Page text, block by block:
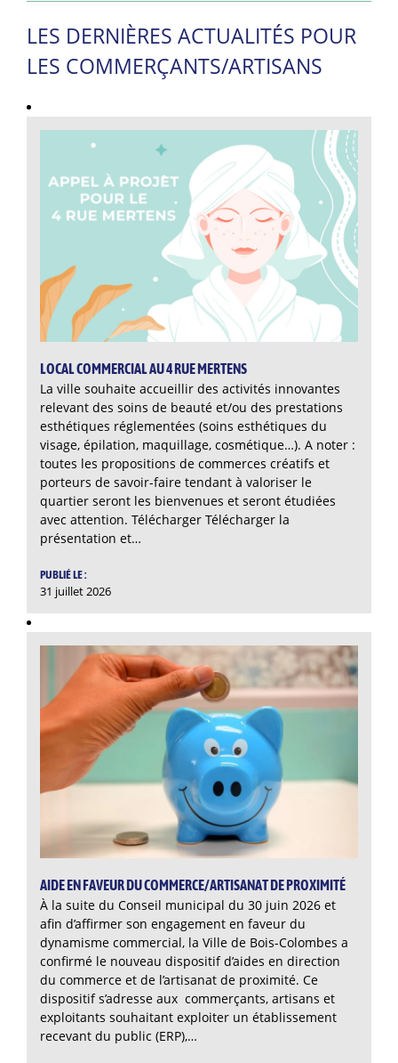
LES DERNIÈRES ACTUALITÉS POUR
LES COMMERÇANTS/ARTISANS
LOCAL COMMERCIAL AU 4 RUE MERTENS
La ville souhaite accueillir des activités innovantes
relevant des soins de beauté et/ou des prestations
esthétiques réglementées (soins esthétiques du
visage, épilation, maquillage, cosmétique…). A noter :
toutes les propositions de commerces créatifs et
porteurs de savoir-faire tendant à valoriser le
quartier seront les bienvenues et seront étudiées
avec attention. Télécharger Télécharger la
présentation et…
PUBLIÉ LE :
31 juillet 2026
AIDE EN FAVEUR DU COMMERCE/ARTISANAT DE PROXIMITÉ
À la suite du Conseil municipal du 30 juin 2026 et
afin d’affirmer son engagement en faveur du
dynamisme commercial, la Ville de Bois-Colombes a
confirmé le nouveau dispositif d’aides en direction
du commerce et de l’artisanat de proximité. Ce
dispositif s’adresse aux commerçants, artisans et
exploitants souhaitant exploiter un établissement
recevant du public (ERP),…